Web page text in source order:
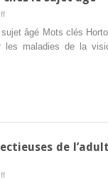
traumatisme
cranio-
on
127
(Item
âgé Mots clés
les maladies de la
de
on